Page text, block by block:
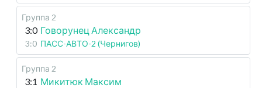
Группа 2
3:0 Говорунец Александр
3:0 ПАСС-АВТО-2 (Чернигов)
Группа 2
3:1 Микитюк Максим